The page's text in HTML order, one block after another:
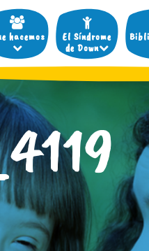
hacemos
El Síndrome
de Down